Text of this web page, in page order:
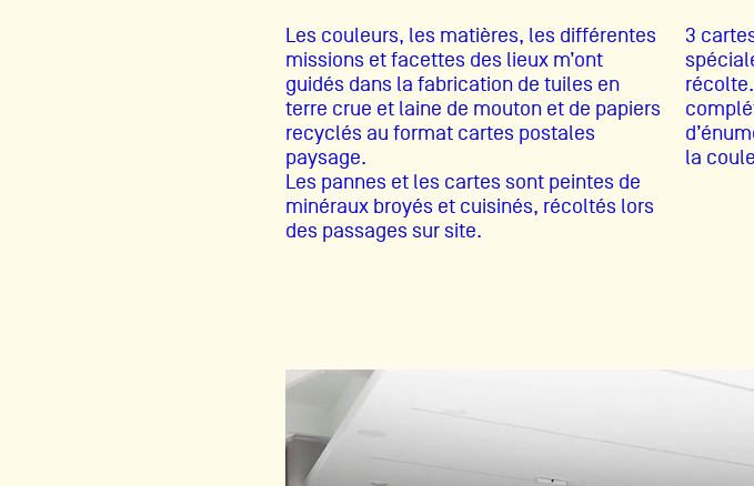
1% œuvres dans l'espace public
Réseau documents d'artistes
Les couleurs, les matières, les différentes
missions et facettes des lieux m’ont
guidés dans la fabrication de tuiles en
terre crue et laine de mouton et de papiers
recyclés au format cartes postales
paysage.
Les pannes et les cartes sont peintes de
minéraux broyés et cuisinés, récoltés lors
des passages sur site.
3
la